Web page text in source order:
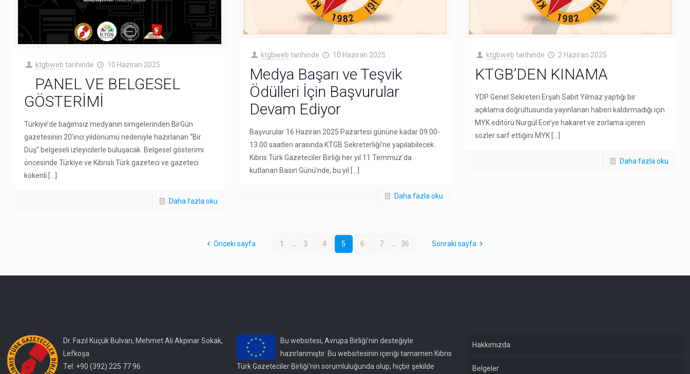
ktgbweb tarihinde 10 Haziran 2025
PANEL VE BELGESEL
GÖSTERİMİ
Türkiye’de bağımsız medyanın simgelerinden BirGün
gazetesinin 20’inci yıldönümü nedeniyle hazırlanan “Bir
Düş” belgeseli izleyicilerle buluşacak. Belgesel gösterimi
öncesinde Türkiye ve Kıbrıslı Türk gazeteci ve gazeteci
kökenli […]
Daha fazla oku
ktgbweb tarihinde 10 Haziran 2025
Medya Başarı ve Teşvik
Ödülleri İçin Başvurular
Devam Ediyor
Başvurular 16 Haziran 2025 Pazartesi gününe kadar 09.00-
13.00 saatleri arasında KTGB Sekreterliği’ne yapılabilecek.
Kıbrıs Türk Gazeteciler Birliği her yıl 11 Temmuz’da
kutlanan Basın Günü’nde, bu yıl
Daha fazla oku
ktgbweb tarihinde 2 Haziran 2025
KTGB’DEN KINAMA
YDP Genel Sekreteri Erşah Sabit Yılmaz yaptığı bir
açıklama doğrultusunda yayınlanan haberi kaldırmadığı için
MYK editörü Nurgül Ece’ye hakaret ve zorlama içeren
sözler sarf ettiğini MYK[…]
Daha fazla oku
Önceki sayfa 1 3 4 5 6 7 36 Sonraki sayfa
Dr. Fazıl Küçük Bulvarı, Mehmet Ali Akpınar Sokak,
Lefkoşa
Tel: +90 (392) 225 77 96
Bu websitesi, Avrupa Birliği’nin desteğiyle
hazırlanmıştır. Bu websitesinin içeriği tamamen Kıbrıs
Türk Gazeteciler Birliği'nin sorumluluğunda olup, hiçbir şekilde
Hakkımızda
Belgeler